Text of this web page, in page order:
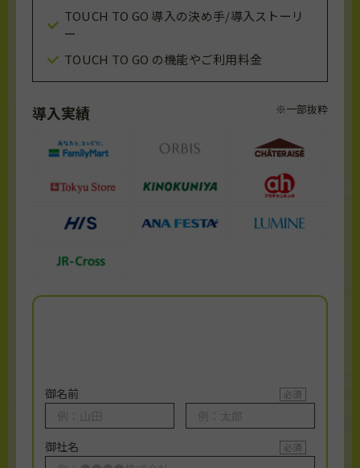
TOUCH TO GO 導入の決め手/導入ストーリ
ー
TOUCH TO GO の機能やご利用料金
導入実績 ※一部抜粋